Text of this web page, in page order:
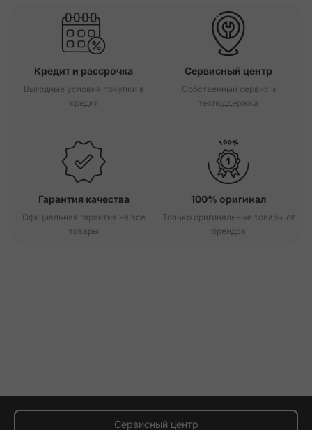
Кредит и рассрочка
Выгодные условия покупки в
кредит
Сервисный центр
Собственный сервис и
техподдержка
Гарантия качества
Официальная гарантия на все
товары
100% оригинал
Только оригинальные товары от
брендов
Сервисный центр